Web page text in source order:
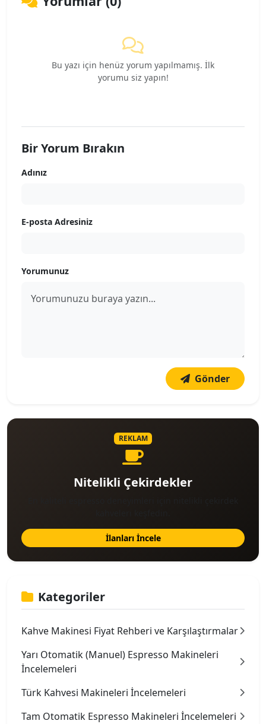
Bu yazı için henüz yorum yapılmamış. İlk
yorumu siz yapın!
Bir Yorum Bırakın
Adınız
E-posta Adresiniz
Yorumunuz
Gönder
REKLAM
Nitelikli Çekirdekler
İlanları İncele
Kategoriler
Kahve Makinesi Fiyat Rehberi ve Karşılaştırmalar
Yarı Otomatik (Manuel) Espresso Makineleri
İncelemeleri
Türk Kahvesi Makineleri İncelemeleri
Tam Otomatik Espresso Makineleri İncelemeleri